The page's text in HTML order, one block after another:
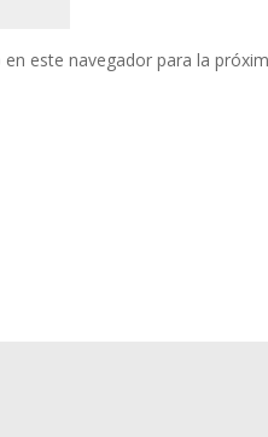
este navegador para la